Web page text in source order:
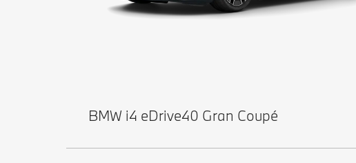
BMW i4 eDrive40 Gran Coupé